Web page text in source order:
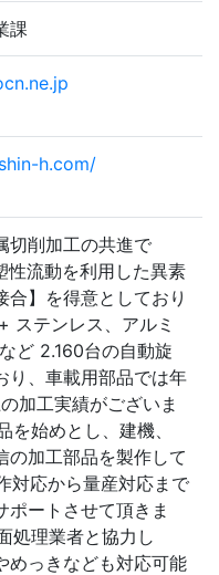
課
h.com/
切削加工の共進で
性流動を利用した異素
合】を得意としており
テンレス、アルミ
ど 2.160台の自動旋
り、車載用部品では年
加工実績がございま
を始めとし、建機、
の加工部品を製作して
対応から量産対応まで
ポートさせて頂きま
処理業者と協力し
めっきなども対応可能